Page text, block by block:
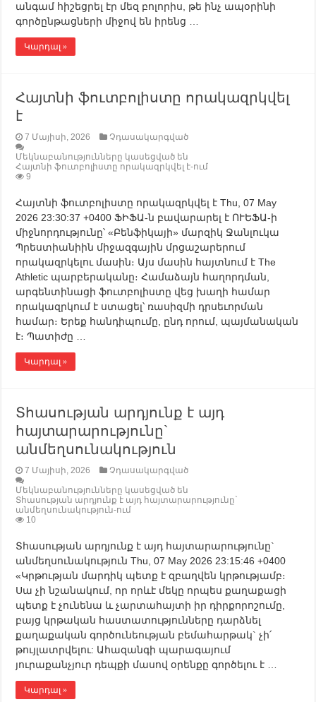
անգամ հիշեցրել էր մեզ բոլորիս, թե ինչ ապօրինի
գործընթացների միջով են իրենց …
Կարդալ »
Հայտնի ֆուտբոլիստը որակազրկվել
է
7 Մայիսի, 2026
Չդասակարգված
Մեկնաբանությունները կասեցված են
Հայտնի ֆուտբոլիստը որակազրկվել է-ում
9
Հայտնի ֆուտբոլիստը որակազրկվել է Thu, 07 May
2026 23:30:37 +0400 ՖԻՖԱ-ն բավարարել է ՈՒԵՖԱ-ի
միջնորդությունը՝ «Բենֆիկայի» մարզիկ Ջանլուկա
Պրեստիանիին միջազգային մրցաշարերում
որակազրկելու մասին։ Այս մասին հայտնում է The
Athletic պարբերականը։ Համաձայն հաղորդման,
արգենտինացի ֆուտբոլիստը վեց խաղի համար
որակազրկում է ստացել՝ ռասիզմի դրսեւորման
համար։ Երեք հանդիպումը, ընդ որում, պայմանական
է։ Պատիժը …
Կարդալ »
Տհասության արդյունք է այդ
հայտարարությունը`
անմեղսունակություն
7 Մայիսի, 2026
Չդասակարգված
Մեկնաբանությունները կասեցված են
Տհասության արդյունք է այդ հայտարարությունը`
անմեղսունակություն-ում
10
Տհասության արդյունք է այդ հայտարարությունը`
անմեղսունակություն Thu, 07 May 2026 23:15:46 +0400
«Կրթության մարդիկ պետք է զբաղվեն կրթությամբ։
Սա չի նշանակում, որ որևէ մեկը որպես քաղաքացի
պետք է չունենա և չարտահայտի իր դիրքորոշումը,
բայց կրթական հաստատությունները դարձնել
քաղաքական գործունեության բեմահարթակ` չի՛
թույլատրվելու: Ահազանգի պարագայում
յուրաքանչյուր դեպքի մասով օրենքը գործելու է …
Կարդալ »